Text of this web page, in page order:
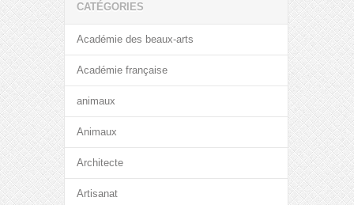
CATÉGORIES
Académie des beaux-arts
Académie française
animaux
Animaux
Architecte
Artisanat